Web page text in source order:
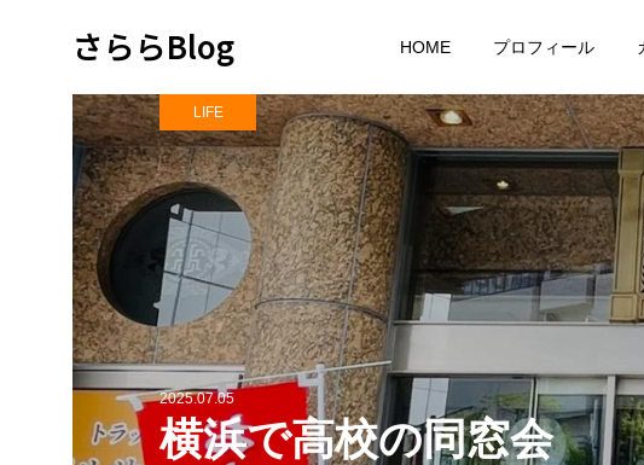
さららBlog HOME プロフィール
2025.07.05
横浜で高校の同窓会
LIFE